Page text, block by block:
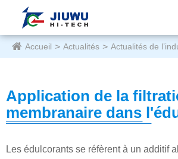
Accueil Actualités Actualités de
Application de la
membranaire dans
Les édulcorants se réfèrent à un additif